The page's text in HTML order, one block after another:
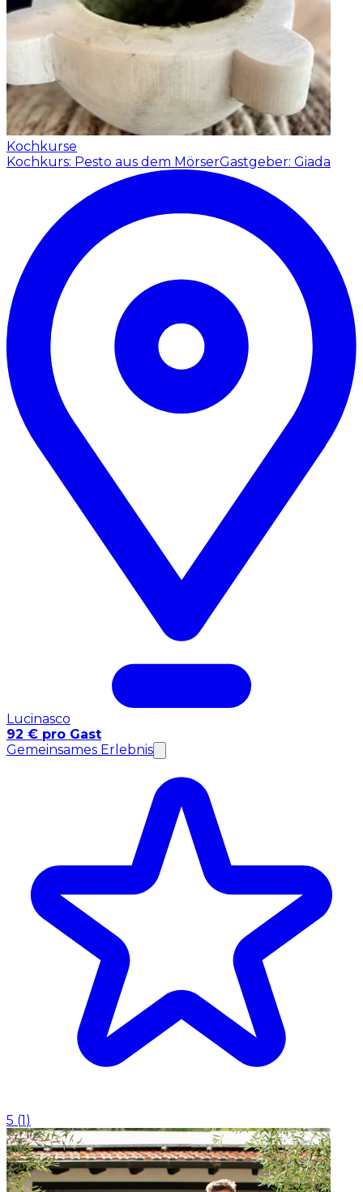
Kochkurse
Kochkurs: Pesto aus dem MörserGastgeber: Giada
Lucinasco
92 € pro Gast
Gemeinsames Erlebnis
5 (1)